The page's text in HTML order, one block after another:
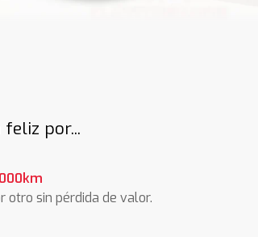
por...
otro sin pérdida de valor.